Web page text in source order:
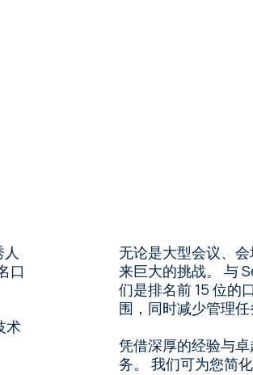
口
术
无论是大型会议、
来巨大的挑战。 与
们是排名前 15 位的
围，同时减少管理任
凭借深厚的经验与
务。 我们可为您简